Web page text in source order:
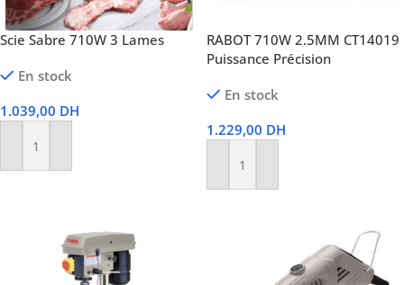
Scie Sabre 710W 3 Lames
En stock
1.039,00 DH
Ajouter Au Panier
RABOT 710W 2.5MM CT14019
Puissance Précision
En stock
1.229,00 DH
Ajouter Au Panier